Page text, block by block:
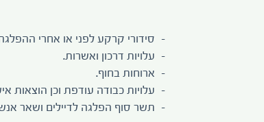
סידורי קרקע לפני או אחרי
עלויות דרכון ואשרות.
ארוחות בחוף.
עלויות כבודה עודפת וכן הוצאות
תשר סוף הפלגה לדיילים ושאר